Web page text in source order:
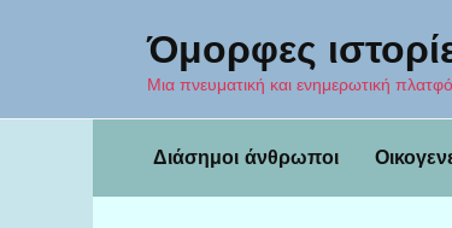
Όμορφες
Μια πνευματική και ενημερωτική
Διάσημοι άνθρωποι